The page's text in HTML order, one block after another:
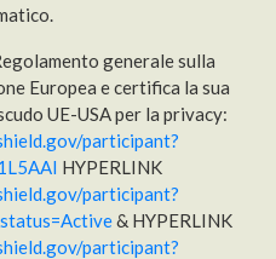
generale sulla
Europea e certifica la sua
UE-USA per la privacy:
participant?
HYPERLINK
participant?
& HYPERLINK
participant?